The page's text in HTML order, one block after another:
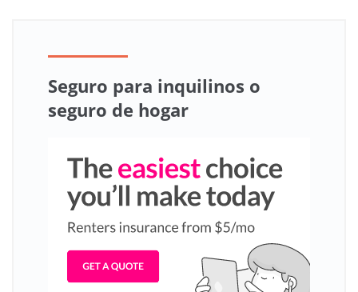
Seguro para inquilinos o
seguro de hogar